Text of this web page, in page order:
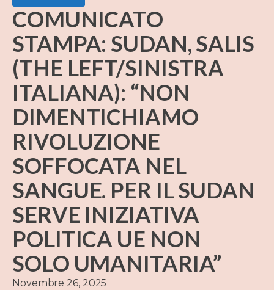
COMUNICATO
STAMPA: SUDAN, SALIS
(THE LEFT/SINISTRA
ITALIANA): “NON
DIMENTICHIAMO
RIVOLUZIONE
SOFFOCATA NEL
SANGUE. PER IL SUDAN
SERVE INIZIATIVA
POLITICA UE NON
SOLO UMANITARIA”
Novembre 26, 2025